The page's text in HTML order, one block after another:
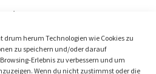
herum Technologien wie Cookies zu
zu speichern und/oder darauf
Erlebnis zu verbessern und um
Wenn du nicht zustimmst oder die
Post
Loslassen Artikel
Post »